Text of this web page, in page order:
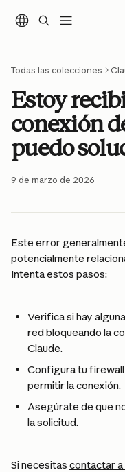
Todas las colecciones
Estoy
conexión
puedo
9 de marzo de 2026
Este error
potencialmente
Intenta estos pasos:
Verifica si hay
red bloqueando la
Claude.
Configura tu
permitir la conexión.
Asegúrate de que
la solicitud.
Si necesitas contactar